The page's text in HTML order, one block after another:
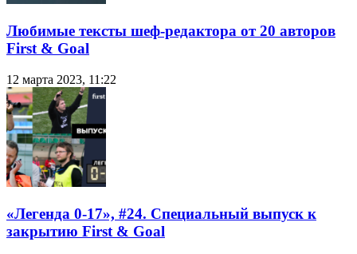
Любимые тексты шеф-редактора от 20 авторов
First & Goal
12 марта 2023, 11:22
«Легенда 0-17», #24. Специальный выпуск к
закрытию First & Goal